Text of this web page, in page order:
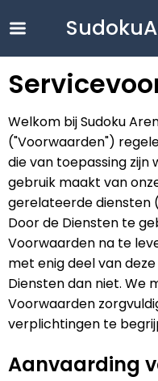
Welkom bij Sudoku
("Voorwaarden")
die van toepassing
gebruik maakt van
gerelateerde diensten
Door de Diensten te
Voorwaarden na te
met enig deel van
Diensten dan niet. We
Voorwaarden
verplichtingen te
Aanvaarding